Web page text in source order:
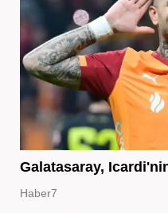
Galatasaray,
Haber7